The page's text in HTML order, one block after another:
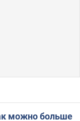
можно больше